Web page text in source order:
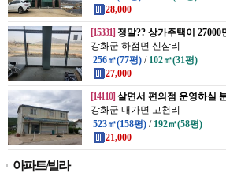
28,000
[15331] 정말?? 상가주택이 27000
강화군 하점면 신삼리
256㎡(77평) / 102㎡(31평)
27,000
[14110] 살면서 편의점 운영하실
강화군 내가면 고천리
523㎡(158평) / 192㎡(58평)
21,000
아파트/빌라